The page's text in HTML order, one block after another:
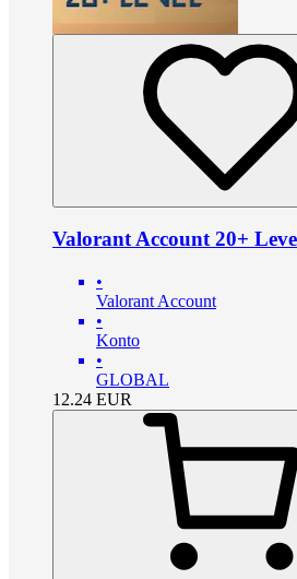
Valorant Account 20+
•
Valorant Account
•
Konto
•
GLOBAL
12.24 EUR